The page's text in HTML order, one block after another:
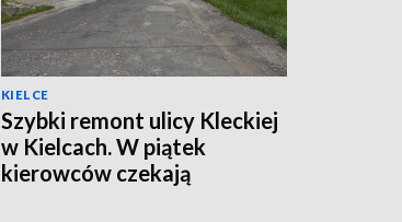
KIELCE
Szybki remont ulicy Kleckiej
w Kielcach. W piątek
kierowców czekają